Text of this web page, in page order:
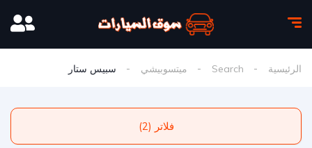
الرئيسية Search ميتسوبيشي سبيس ستار
فلاتر (2)